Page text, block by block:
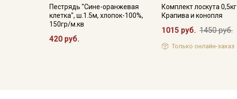
Пестрядь "Сине-оранжевая
клетка", ш.1.5м, хлопок-100%,
150гр/м.кв
420 руб.
Комплект лоскута 0,5кг
Крапива и конопля
1015 руб. 1450 руб.
Только онлайн-заказ